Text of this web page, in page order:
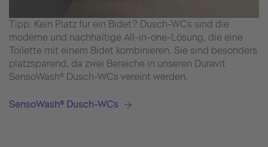
Tipp: Kein Platz für ein Bidet? Dusch-WCs sind die
moderne und nachhaltige All-in-one-Lösung, die eine
Toilette mit einem Bidet kombinieren. Sie sind besonders
platzsparend, da zwei Bereiche in unseren Duravit
SensoWash® Dusch-WCs vereint werden.
SensoWash® Dusch-WCs